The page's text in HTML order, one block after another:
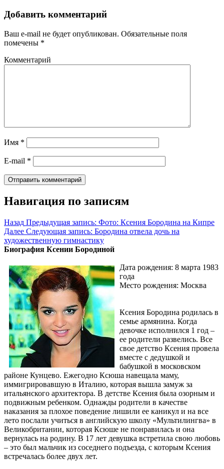
Добавить комментарий
Ваш e-mail не будет опубликован. Обязательные поля
помечены *
Комментарий
Имя *
E-mail *
Навигация по записям
Назад Предыдущая запись: Фото: Ксения Бородина на Кипре
Далее Следующая запись: Бородина отвела дочь на
художественную гимнастику
Биография Ксении Бородиной
Дата рождения: 8 марта 1983
года
Место рождения: Москва
Ксения Бородина родилась в
семье армянина. Когда
девочке исполнился 1 год –
ее родители развелись. Все
свое детство Ксения провела
вместе с дедушкой и
бабушкой в московском
районе Кунцево. Ежегодно Ксюша навещала маму,
иммигрировавшую в Италию, которая вышла замуж за
итальянского архитектора. В детстве Ксения была озорным и
подвижным ребенком. Однажды родители в качестве
наказания за плохое поведение лишили ее каникул и на все
лето послали учиться в английскую школу «Мультилингва» в
Великобритании, которая Ксюше не понравилась и она
вернулась на родину. В 17 лет девушка встретила свою любовь
– это был мальчик из соседнего подъезда, с которым Ксения
встречалась более двух лет.